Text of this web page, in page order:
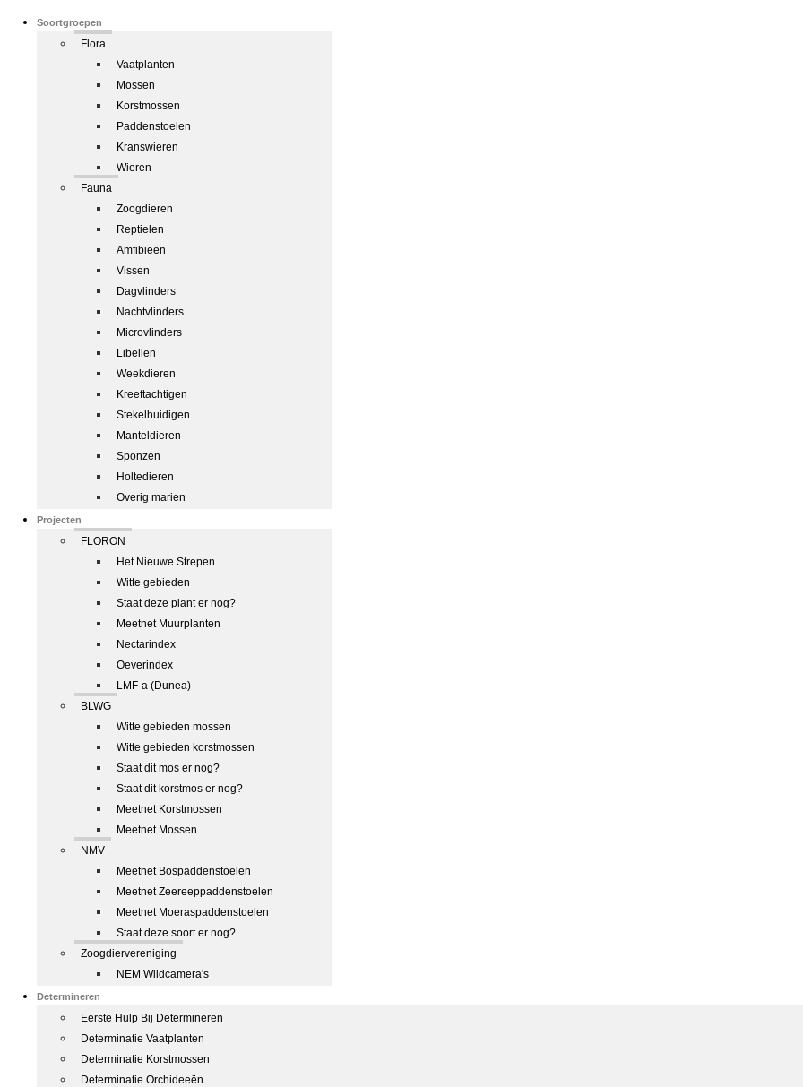
Soortgroepen
Flora
Vaatplanten
Mossen
Korstmossen
Paddenstoelen
Kranswieren
Wieren
Fauna
Zoogdieren
Reptielen
Amfibieën
Vissen
Dagvlinders
Nachtvlinders
Microvlinders
Libellen
Weekdieren
Kreeftachtigen
Stekelhuidigen
Manteldieren
Sponzen
Holtedieren
Overig marien
Projecten
FLORON
Het Nieuwe Strepen
Witte gebieden
Staat deze plant er nog?
Meetnet Muurplanten
Nectarindex
Oeverindex
LMF-a (Dunea)
BLWG
Witte gebieden mossen
Witte gebieden korstmossen
Staat dit mos er nog?
Staat dit korstmos er nog?
Meetnet Korstmossen
Meetnet Mossen
NMV
Meetnet Bospaddenstoelen
Meetnet Zeereeppaddenstoelen
Meetnet Moeraspaddenstoelen
Staat deze soort er nog?
Zoogdiervereniging
NEM Wildcamera's
Determineren
Eerste Hulp Bij Determineren
Determinatie Vaatplanten
Determinatie Korstmossen
Determinatie Orchideeën